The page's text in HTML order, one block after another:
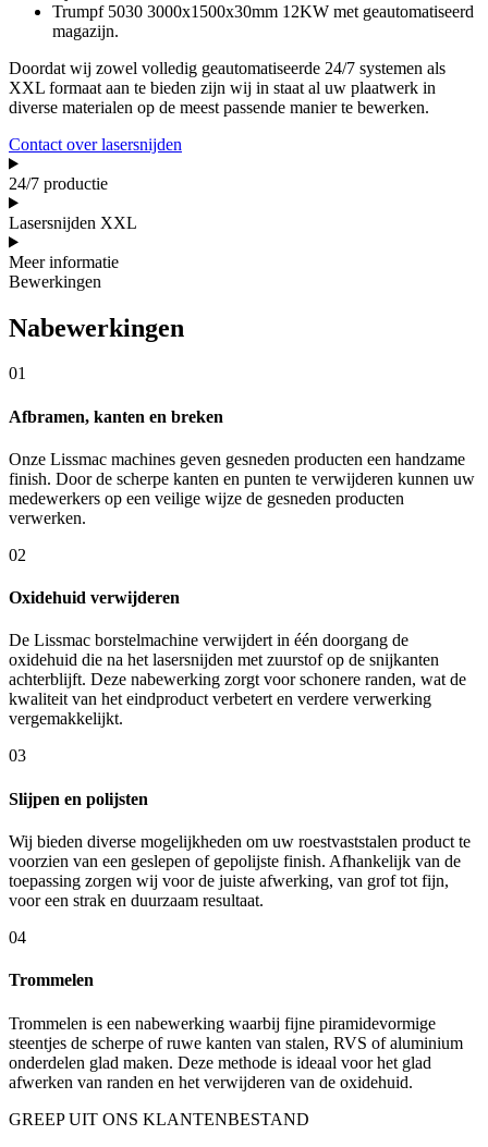
Trumpf 5030 3000x1500x30mm 12KW met geautomatiseerd
magazijn.
Doordat wij zowel volledig geautomatiseerde 24/7 systemen als
XXL formaat aan te bieden zijn wij in staat al uw plaatwerk in
diverse materialen op de meest passende manier te bewerken.
Contact over lasersnijden
24/7 productie
Lasersnijden XXL
Meer informatie
Bewerkingen
Nabewerkingen
01
Afbramen, kanten en breken
Onze Lissmac machines geven gesneden producten een handzame
finish. Door de scherpe kanten en punten te verwijderen kunnen uw
medewerkers op een veilige wijze de gesneden producten
verwerken.
02
Oxidehuid verwijderen
De Lissmac borstelmachine verwijdert in één doorgang de
oxidehuid die na het lasersnijden met zuurstof op de snijkanten
achterblijft. Deze nabewerking zorgt voor schonere randen, wat de
kwaliteit van het eindproduct verbetert en verdere verwerking
vergemakkelijkt.
03
Slijpen en polijsten
Wij bieden diverse mogelijkheden om uw roestvaststalen product te
voorzien van een geslepen of gepolijste finish. Afhankelijk van de
toepassing zorgen wij voor de juiste afwerking, van grof tot fijn,
voor een strak en duurzaam resultaat.
04
Trommelen
Trommelen is een nabewerking waarbij fijne piramidevormige
steentjes de scherpe of ruwe kanten van stalen, RVS of aluminium
onderdelen glad maken. Deze methode is ideaal voor het glad
afwerken van randen en het verwijderen van de oxidehuid.
GREEP UIT ONS KLANTENBESTAND